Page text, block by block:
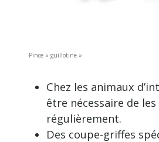
Pince « guillotine »
Chez les animaux
être nécessaire de
régulièrement.
Des coupe-griffes